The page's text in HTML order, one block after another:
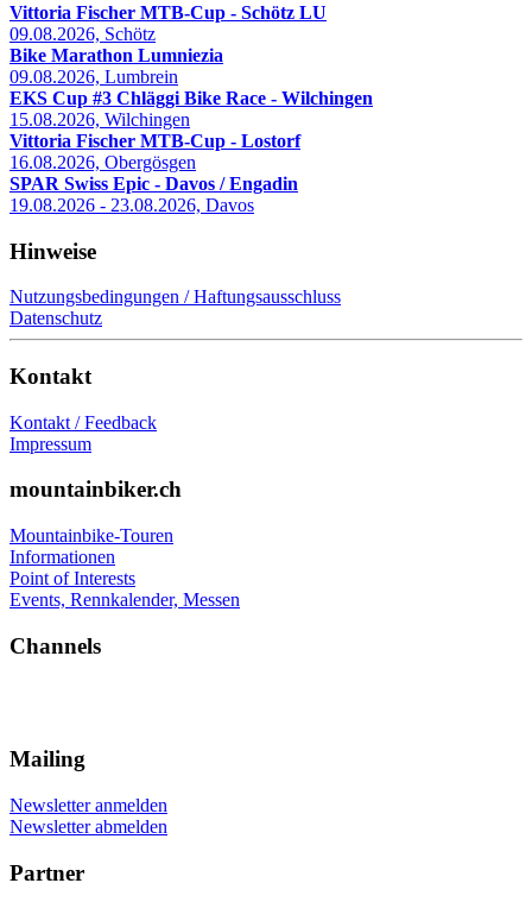
Vittoria Fischer MTB-Cup - Schötz LU
09.08.2026, Schötz
Bike Marathon Lumniezia
09.08.2026, Lumbrein
EKS Cup #3 Chläggi Bike Race - Wilchingen
15.08.2026, Wilchingen
Vittoria Fischer MTB-Cup - Lostorf
16.08.2026, Obergösgen
SPAR Swiss Epic - Davos / Engadin
19.08.2026 - 23.08.2026, Davos
Hinweise
Nutzungsbedingungen / Haftungsausschluss
Datenschutz
Kontakt
Kontakt / Feedback
Impressum
mountainbiker.ch
Mountainbike-Touren
Informationen
Point of Interests
Events, Rennkalender, Messen
Channels
Mailing
Newsletter anmelden
Newsletter abmelden
Partner